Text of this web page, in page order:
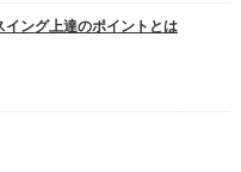
イング上達のポイントとは